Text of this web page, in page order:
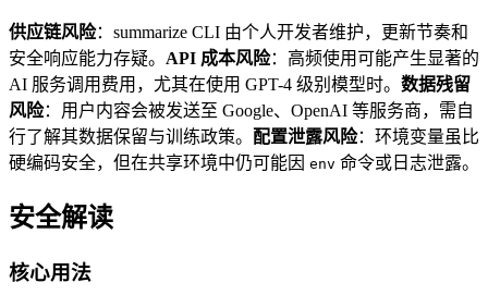
供应链风险：summarize CLI 由个人开发者维护，更新节奏和
安全响应能力存疑。 API 成本风险：高频使用可能产生显著的
AI 服务调用费用，尤其在使用 GPT-4 级别模型时。 数据残留
风险：用户内容会被发送至 Google、OpenAI 等服务商，需自
行了解其数据保留与训练政策。 配置泄露风险：环境变量虽比
硬编码安全，但在共享环境中仍可能因 env 命令或日志泄露。
安全解读
核心用法